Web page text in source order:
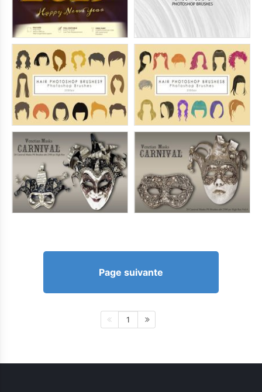
Page suivante
1